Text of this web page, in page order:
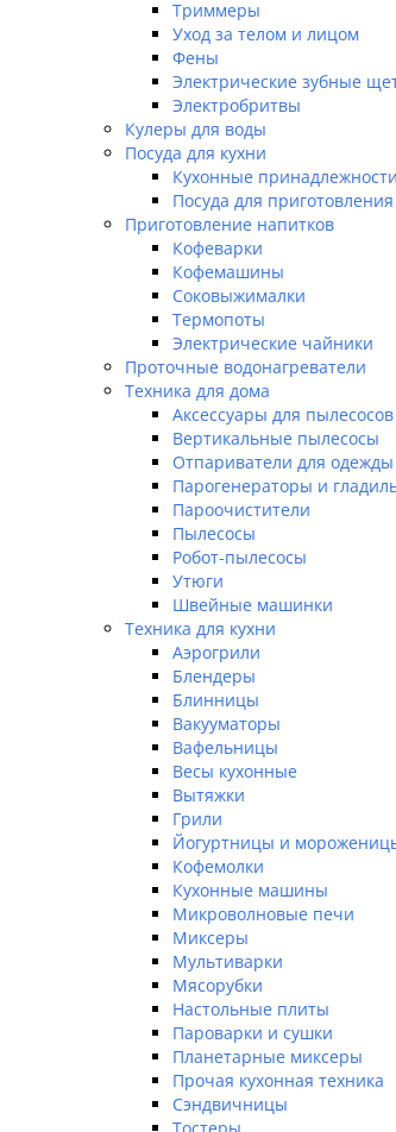
Триммеры
Уход за телом и лицом
Фены
Электрические зубные
Электробритвы
Кулеры для воды
Посуда для кухни
Кухонные принадлежности
Посуда для приготовления
Приготовление напитков
Кофеварки
Кофемашины
Соковыжималки
Термопоты
Электрические чайники
Проточные водонагреватели
Техника для дома
Аксессуары для пылесосов
Вертикальные пылесосы
Отпариватели для одежды
Парогенераторы и
Пароочистители
Пылесосы
Робот-пылесосы
Утюги
Швейные машинки
Техника для кухни
Аэрогрили
Блендеры
Блинницы
Вакууматоры
Вафельницы
Весы кухонные
Вытяжки
Грили
Йогуртницы и
Кофемолки
Кухонные машины
Микроволновые печи
Миксеры
Мультиварки
Мясорубки
Настольные плиты
Пароварки и сушки
Планетарные миксеры
Прочая кухонная техника
Сэндвичницы